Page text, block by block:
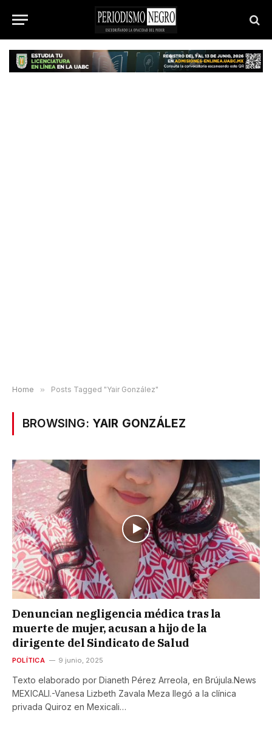
Home » Posts Tagged "Yair González"
BROWSING: YAIR GONZÁLEZ
Denuncian negligencia médica tras la
muerte de mujer, acusan a hijo de la
dirigente del Sindicato de Salud
POLÍTICA 9 junio, 2025
Texto elaborado por Dianeth Pérez Arreola, en Brújula.News
MEXICALI.-Vanesa Lizbeth Zavala Meza llegó a la clínica
privada Quiroz en Mexicali…